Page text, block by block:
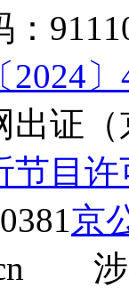
〕
证（
目许
京
涉